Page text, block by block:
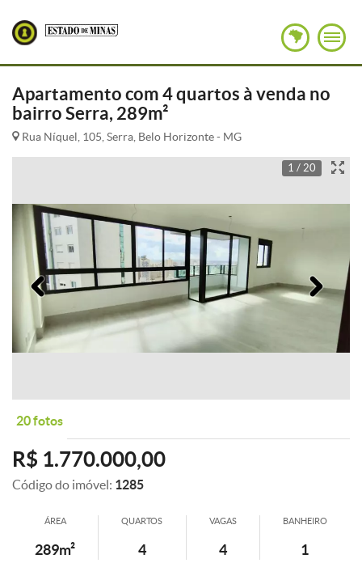
Apartamento com 4 quartos à venda no
bairro Serra, 289m²
Rua Níquel, 105, Serra, Belo Horizonte - MG
1 / 20
Anterior
20 fotos
R$ 1.770.000,00
Código do imóvel: 1285
ÁREA
289m²
QUARTOS
4
VAGAS
4
BANHEIRO
1